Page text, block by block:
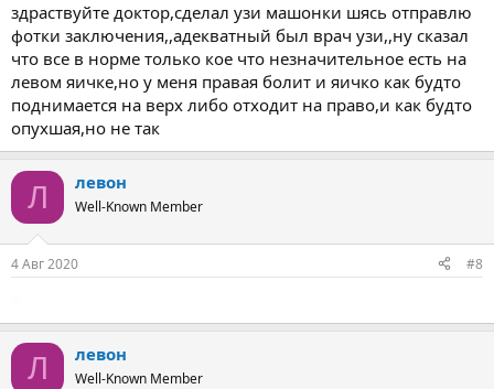
здраствуйте доктор,сделал узи машонки шясь отправлю
фотки заключения,,адекватный был врач узи,,ну сказал
что все в норме только кое что незначительное есть на
левом яичке,но у меня правая болит и яичко как будто
поднимается на верх либо отходит на право,и как будто
опухшая,но не так
Л левон
Well-Known Member
4 Авг 2020 #8
Л левон
Well-Known Member